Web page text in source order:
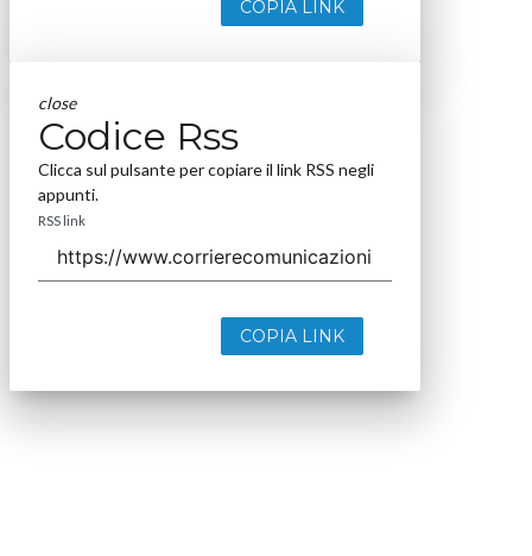
COPIA LINK
close
Codice Rss
Clicca sul pulsante per copiare il link RSS negli
appunti.
RSS link
COPIA LINK